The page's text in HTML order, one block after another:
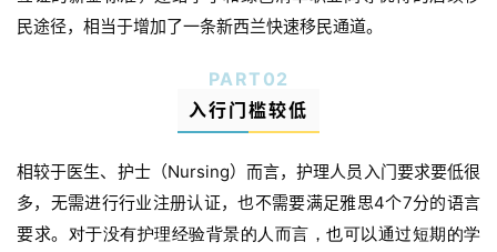
民途径，相当于增加了一条新西兰快速移民通道。
PART 02
入行门槛较低
相较于医生、护士（Nursing）而言，护理人员入门要求要低很
多，无需进行行业注册认证，也不需要满足雅思4个7分的语言
要求。
对于没有护理经验背景的人而言，也可以通过短期的学